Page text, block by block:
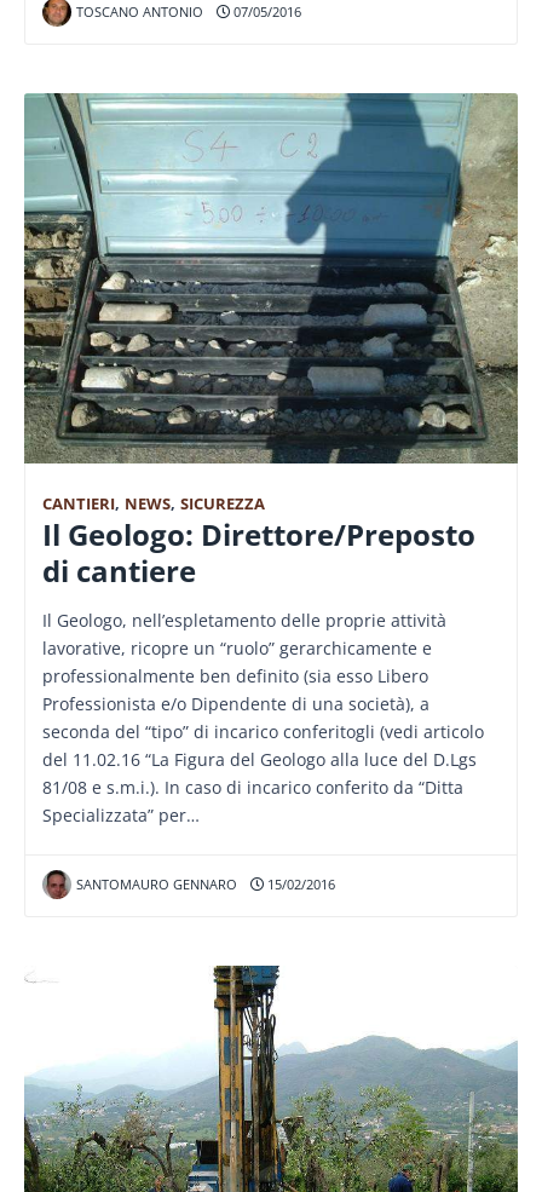
TOSCANO ANTONIO 07/05/2016
CANTIERI, NEWS, SICUREZZA
Il Geologo: Direttore/Preposto
di cantiere
Il Geologo, nell’espletamento delle proprie attività
lavorative, ricopre un “ruolo” gerarchicamente e
professionalmente ben definito (sia esso Libero
Professionista e/o Dipendente di una società), a
seconda del “tipo” di incarico conferitogli (vedi articolo
del 11.02.16 “La Figura del Geologo alla luce del D.Lgs
81/08 e s.m.i.). In caso di incarico conferito da “Ditta
Specializzata” per…
SANTOMAURO GENNARO 15/02/2016